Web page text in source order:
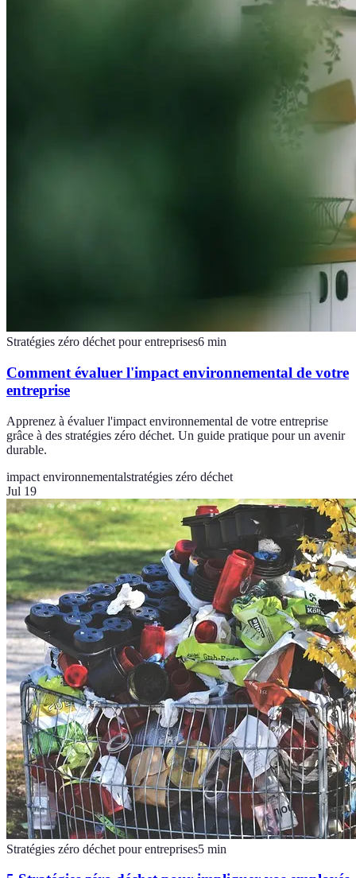
Stratégies zéro déchet pour entreprises6 min
Comment évaluer l'impact environnemental de votre
entreprise
Apprenez à évaluer l'impact environnemental de votre entreprise
grâce à des stratégies zéro déchet. Un guide pratique pour un avenir
durable.
impact environnementalstratégies zéro déchet
Jul 19
Stratégies zéro déchet pour entreprises5 min